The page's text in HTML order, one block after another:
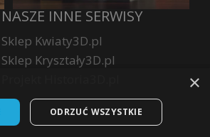
NASZE INNE SERWISY
Sklep Kwiaty3D.pl
Sklep Kryształy3D.pl
×
ODRZUĆ WSZYSTKIE